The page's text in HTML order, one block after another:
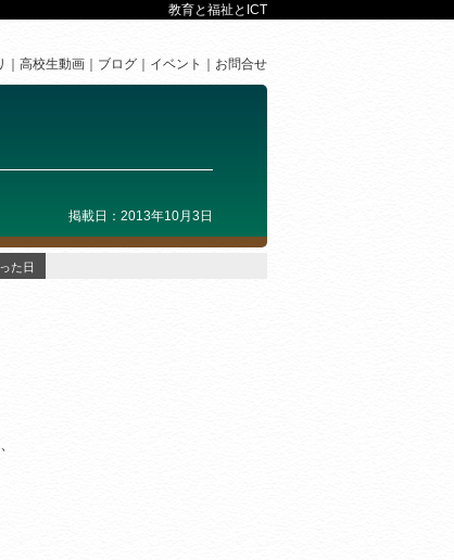
教育と福祉とICT
高校生動画 ブログ イベント お問合せ
掲載日：2013年10月3日
た日